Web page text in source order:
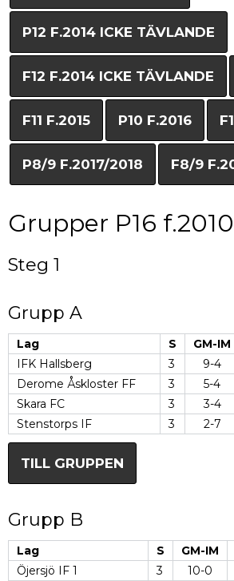
P12 F.2014 ICKE TÄVLANDE
F12 F.2014 ICKE TÄVLANDE
F11 F.2015 P10 F.2016
P8/9 F.2017/2018 F8/9
Grupper P16 f.2010
Steg 1
Grupp A
Lag S GM-IM
IFK Hallsberg
3 9-4
Derome Åskloster FF
3 5-4
Skara FC
3 3-4
Stenstorps IF
3 2-7
TILL GRUPPEN
Grupp B
Lag S GM-IM
Öjersjö IF 1
3 10-0